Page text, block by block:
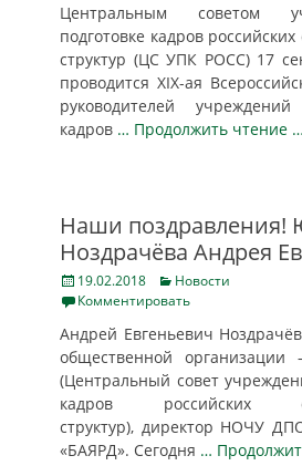
Центральным советом
подготовке кадров
структур (ЦС УПК РОСС) 17
проводится XIX-ая
руководителей
кадров … Продолжить чтение …
Наши поздравления!
Ноздрачёва Андрея
Posted
on
19.02.2018 Categories
Новости
Комментировать
Андрей Евгеньевич
общественной
(Центральный совет
кадров российских
структур), директор НОЧУ
«БАЯРД». Сегодня …